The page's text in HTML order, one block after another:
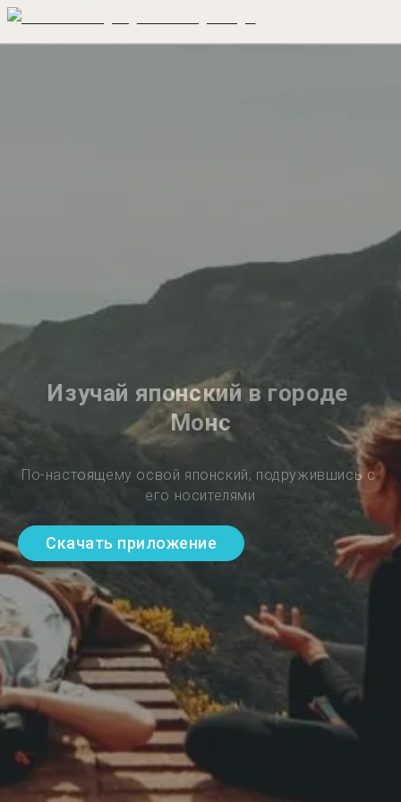
Изучай японский в городе
Монс
По-настоящему освой японский, подружившись с
его носителями
Скачать приложение